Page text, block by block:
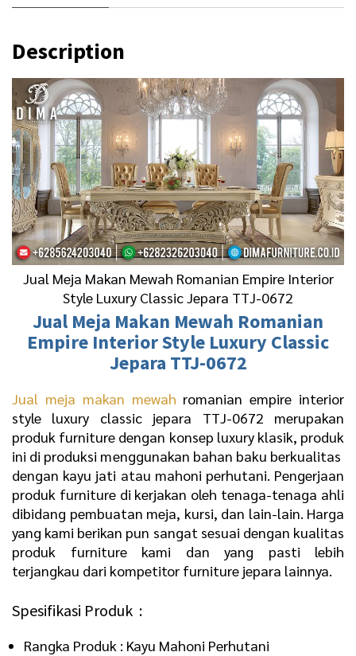
Description
Jual Meja Makan Mewah Romanian Empire Interior
Style Luxury Classic Jepara TTJ-0672
Jual Meja Makan Mewah Romanian
Empire Interior Style Luxury Classic
Jepara TTJ-0672
Jual meja makan mewah romanian empire interior
style luxury classic jepara TTJ-0672 merupakan
produk furniture dengan konsep luxury klasik, produk
ini di produksi menggunakan bahan baku berkualitas
dengan kayu jati atau mahoni perhutani. Pengerjaan
produk furniture di kerjakan oleh tenaga-tenaga ahli
dibidang pembuatan meja, kursi, dan lain-lain. Harga
yang kami berikan pun sangat sesuai dengan kualitas
produk furniture kami dan yang pasti lebih
terjangkau dari kompetitor furniture jepara lainnya.
Spesifikasi Produk :
Rangka Produk : Kayu Mahoni Perhutani